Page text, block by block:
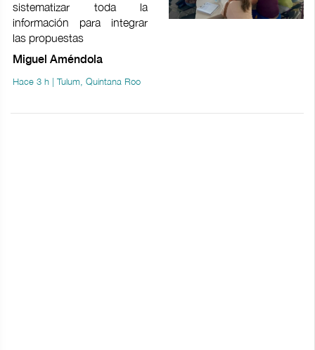
sistematizar toda la
información para integrar
las propuestas
Miguel Améndola
Hace 3 h | Tulum, Quintana Roo